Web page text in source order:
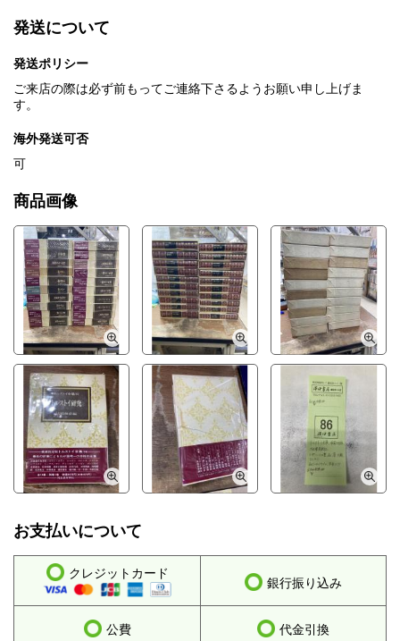
発送について
発送ポリシー
ご来店の際は必ず前もってご連絡下さるようお願い申し上げま
す。
海外発送可否
可
商品画像
お支払いについて
クレジットカード
銀行振り込み
公費 代金引換